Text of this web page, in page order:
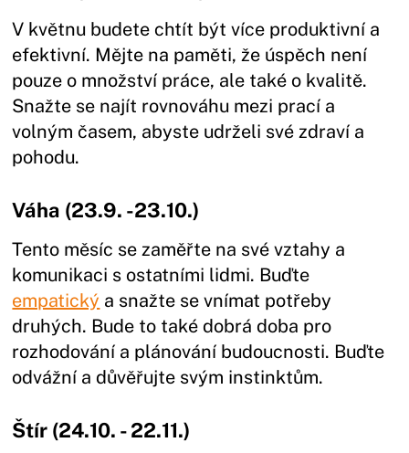
V květnu budete chtít být více produktivní a
efektivní. Mějte na paměti, že úspěch není
pouze o množství práce, ale také o kvalitě.
Snažte se najít rovnováhu mezi prací a
volným časem, abyste udrželi své zdraví a
pohodu.
Váha (23.9. -23.10.)
Tento měsíc se zaměřte na své vztahy a
komunikaci s ostatními lidmi. Buďte
empatický a snažte se vnímat potřeby
druhých. Bude to také dobrá doba pro
rozhodování a plánování budoucnosti. Buďte
odvážní a důvěřujte svým instinktům.
Štír (24.10. - 22.11.)